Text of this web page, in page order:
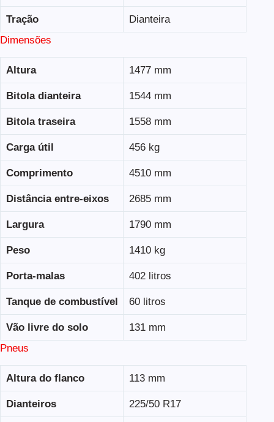
Tração
Dianteira
Dimensões
Altura 1477 mm
Bitola dianteira 1544 mm
Bitola traseira 1558 mm
Carga útil 456 kg
Comprimento 4510 mm
Distância entre-eixos 2685 mm
Largura 1790 mm
Peso 1410 kg
Porta-malas 402 litros
Tanque de combustível 60 litros
Vão livre do solo
131 mm
Pneus
Altura do flanco 113 mm
Dianteiros 225/50 R17